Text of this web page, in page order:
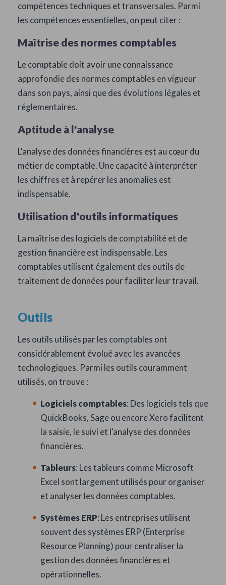
compétences techniques et transversales. Parmi
les compétences essentielles, on peut citer :
Maîtrise des normes comptables
Le comptable doit avoir une connaissance
approfondie des normes comptables en vigueur
dans son pays, ainsi que des évolutions légales et
réglementaires.
Aptitude à l'analyse
L'analyse des données financières est au cœur du
métier de comptable. Une capacité à interpréter
les chiffres et à repérer les anomalies est
indispensable.
Utilisation d'outils informatiques
La maîtrise des logiciels de comptabilité et de
gestion financière est indispensable. Les
comptables utilisent également des outils de
traitement de données pour faciliter leur travail.
Outils
Les outils utilisés par les comptables ont
considérablement évolué avec les avancées
technologiques. Parmi les outils couramment
utilisés, on trouve :
Logiciels comptables: Des logiciels tels que
QuickBooks, Sage ou encore Xero facilitent
la saisie, le suivi et l'analyse des données
financières.
Tableurs: Les tableurs comme Microsoft
Excel sont largement utilisés pour organiser
et analyser les données comptables.
Systèmes ERP: Les entreprises utilisent
souvent des systèmes ERP (Enterprise
Resource Planning) pour centraliser la
gestion des données financières et
opérationnelles.